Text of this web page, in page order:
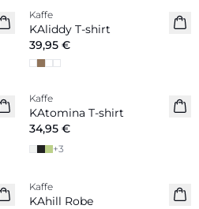
Nouveautés
Kaffe
KAliddy T-shirt
39,95 €
Nouveautés
Kaffe
KAtomina T-shirt
34,95 €
+3
Nouveautés
Kaffe
KAhill Robe